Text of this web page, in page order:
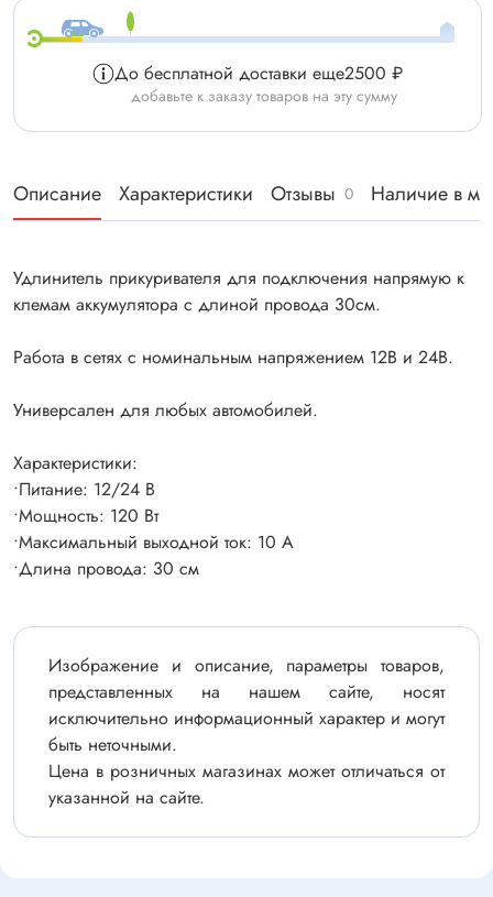
До бесплатной доставки еще2500 ₽
добавьте к заказу товаров на эту сумму
Описание Характеристики Отзывы 0 Наличие в
Удлинитель прикуривателя для подключения напрямую к
клемам аккумулятора с длиной провода 30см.
Работа в сетях с номинальным напряжением 12В и 24В.
Универсален для любых автомобилей.
Характеристики:
•Питание: 12/24 В
•Мощность: 120 Вт
•Максимальный выходной ток: 10 А
•Длина провода: 30 см
Изображение и описание, параметры товаров,
представленных на нашем сайте, носят
исключительно информационный характер и могут
быть неточными.
Цена в розничных магазинах может отличаться от
указанной на сайте.